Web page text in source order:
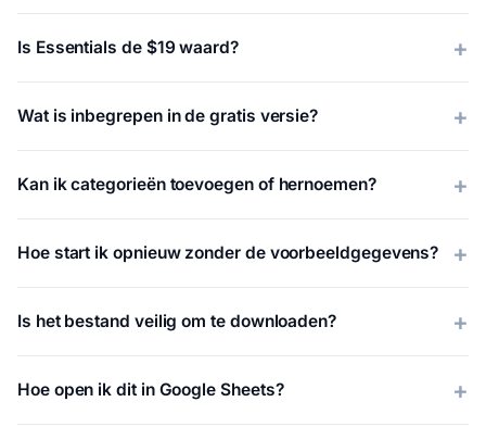
Is Essentials de $19 waard?
Wat is inbegrepen in de gratis versie?
Kan ik categorieën toevoegen of hernoemen?
Hoe start ik opnieuw zonder de voorbeeldgegevens?
Is het bestand veilig om te downloaden?
Hoe open ik dit in Google Sheets?